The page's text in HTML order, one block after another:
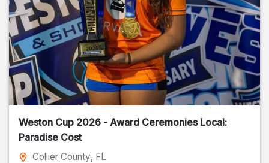
Weston Cup 2026 - Award Ceremonies Local:
Paradise Cost
Collier County, FL